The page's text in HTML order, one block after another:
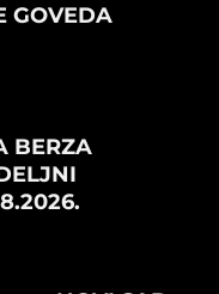
GOVEDA
BERZA